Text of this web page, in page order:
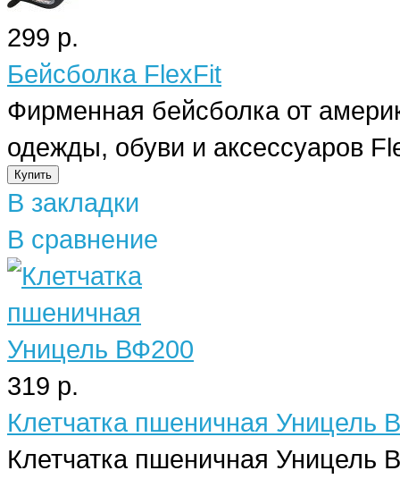
299 р.
Бейсболка FlexFit
Фирменная бейсболка от
одежды, обуви и аксессуаров
В закладки
В сравнение
319 р.
Клетчатка пшеничная Уницель
Клетчатка пшеничная Уницель